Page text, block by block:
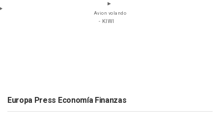
Avion volando
- KIWI
Europa Press Economía Finanzas